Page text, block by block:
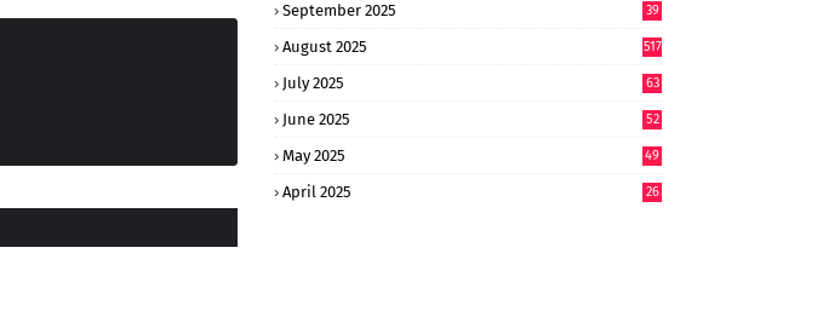
September 2025
39
August 2025 517
July 2025
63
June 2025
52
May 2025
49
April 2025 26